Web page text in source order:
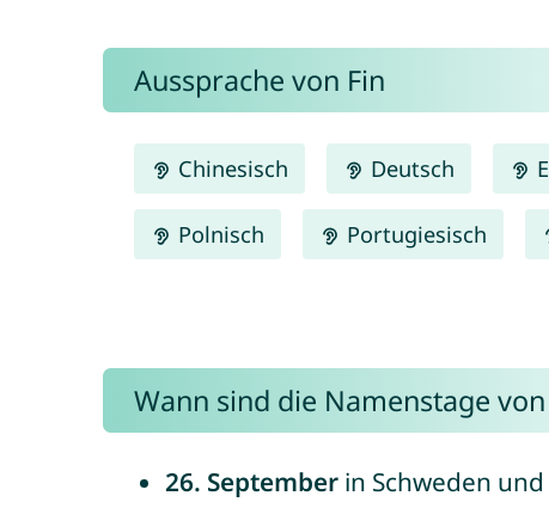
Aussprache von Fin
Chinesisch Deutsch
Polnisch Portugiesisch
Wann sind die Namenstage von
26. Septemberin Schweden